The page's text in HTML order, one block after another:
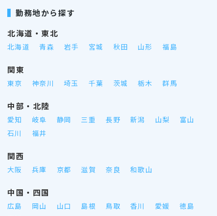
勤務地から探す
北海道・東北
北海道 青森 岩手 宮城 秋田 山形 福島
関東
東京 神奈川 埼玉 千葉 茨城 栃木 群馬
中部・北陸
愛知 岐阜 静岡 三重 長野 新潟 山梨
富山
石川
福井
関西
大阪 兵庫 京都 滋賀 奈良 和歌山
中国・四国
広島 岡山 山口 島根 鳥取 香川 愛媛
徳島